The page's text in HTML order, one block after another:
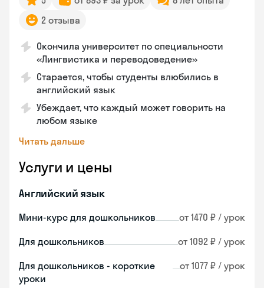
2 отзыва
Окончила университет по специальности
«Лингвистика и переводоведение»
Старается, чтобы студенты влюбились в
английский язык
Убеждает, что каждый может говорить на
любом языке
Читать дальше
Услуги и цены
Английский язык
Мини-курс для дошкольников от 1470 ₽ / урок
Для дошкольников от 1092 ₽ / урок
Для дошкольников - короткие
уроки
от 1077 ₽ / урок